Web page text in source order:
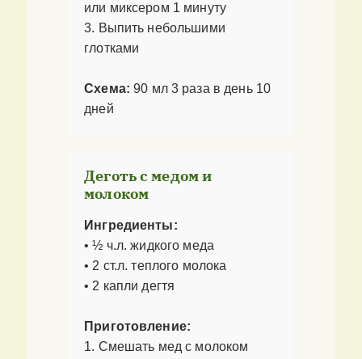
или миксером 1 минуту
3. Выпить небольшими
глотками
Схема: 90 мл 3 раза в день 10
дней
Деготь с медом и
молоком
Ингредиенты:
• ½ ч.л. жидкого меда
• 2 ст.л. теплого молока
• 2 капли дегтя
Приготовление:
1. Смешать мед с молоком